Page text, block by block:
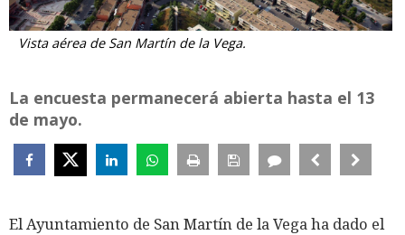
Vista aérea de San Martín de la Vega.
La encuesta permanecerá abierta hasta el 13
de mayo.
El Ayuntamiento de San Martín de la Vega ha dado el